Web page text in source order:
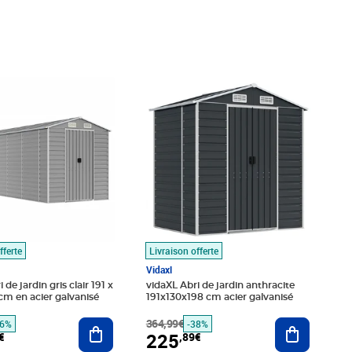
de jardin gris clair 191 x
en acier galvanisé
Ajouter au panier
Livraison offerte
Vidaxl
vidaXL Abri de jardin anthracite
191x130x198 cm acier galvanisé
364,99€
Prix barré 364,99€
-38%
225,89€
Ajouter